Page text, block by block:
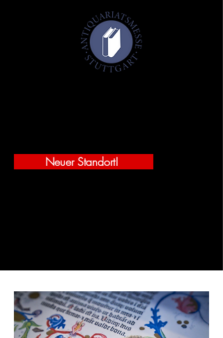
Neuer Standort!